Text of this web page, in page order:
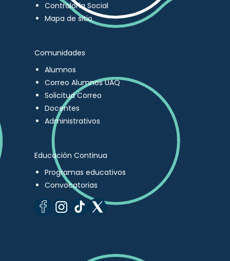
Contraloría Social
Mapa de sitio
Comunidades
Alumnos
Correo Alumnos UAQ
Solicitud Correo
Docentes
Administrativos
Educación Continua
Programas educativos
Convocatorias